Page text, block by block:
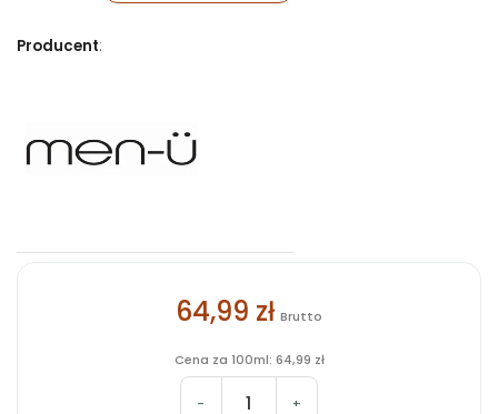
Producent:
64,99 zł Brutto
Cena za 100ml: 64,99 zł
- +